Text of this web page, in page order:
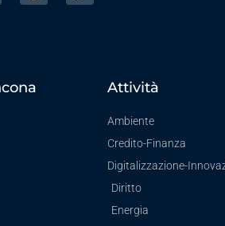
Attività
Ambiente
Credito-Finanza
Digitalizzazione-
Diritto
Energia